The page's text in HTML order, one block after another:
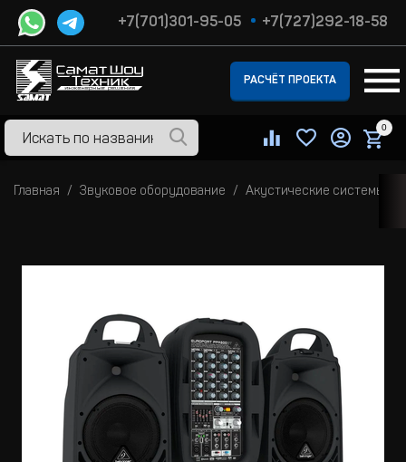
+7(701)301-95-05 +7(727)292-18-58
РАСЧЁТ ПРОЕКТА
0
Главная Звуковое оборудование Акустические системы